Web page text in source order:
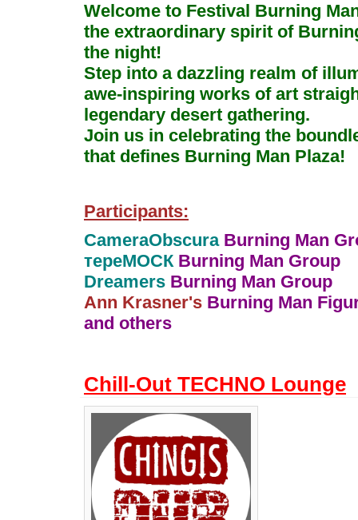
Welcome to Festival Burning
the extraordinary spirit of
the night!
Step into a dazzling realm of
awe-inspiring works of art
legendary desert gathering.
Join us in celebrating the
that defines Burning Man Plaza!
Participants:
CameraObscuraBurning Man
тереМОСКBurning Man Group
Dreamers Burning Man Group
Ann Krasner's Burning Man
and others
Chill-Out TECHNO Lounge